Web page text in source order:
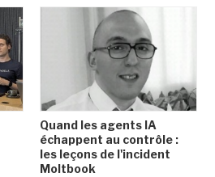
Quand les agents IA
échappent au contrôle :
les leçons de l'incident
Moltbook